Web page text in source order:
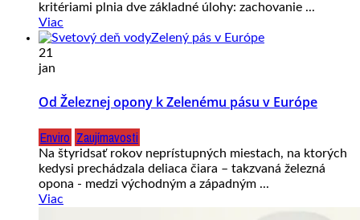
kritériami plnia dve základné úlohy: zachovanie ...
Viac
21
jan
Od Železnej opony k Zelenému pásu v Európe
Enviro Zaujímavosti
Na štyridsať rokov neprístupných miestach, na ktorých
kedysi prechádzala deliaca čiara – takzvaná železná
opona - medzi východným a západným ...
Viac